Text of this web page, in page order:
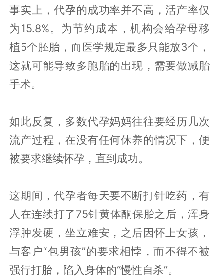
事实上，代孕的成功率并不高，活产率仅
为15.8%。为节约成本，机构会给孕母移
植5个胚胎，而医学规定最多只能放3个，
这就可能导致多胞胎的出现，需要做减胎
手术。
如此反复，多数代孕妈妈往往要经历几次
流产过程，在没有任何休养的情况下，便
被要求继续怀孕，直到成功。
这期间，代孕者每天要不断打针吃药，有
人在连续打了75针黄体酮保胎之后，浑身
浮肿发硬，坐立难安，之后因怀上女孩，
与客户“包男孩”的要求相悖，而不得不被
强行打胎，陷入身体的“慢性自杀”。